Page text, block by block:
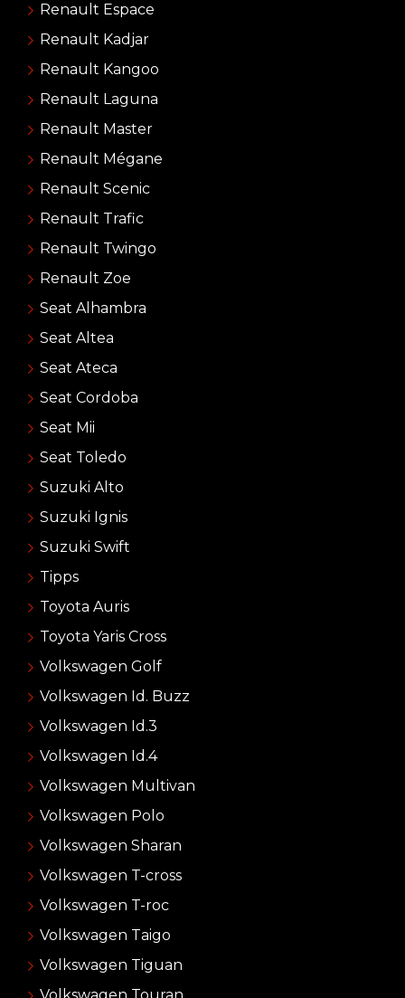
Renault Espace
Renault Kadjar
Renault Kangoo
Renault Laguna
Renault Master
Renault Mégane
Renault Scenic
Renault Trafic
Renault Twingo
Renault Zoe
Seat Alhambra
Seat Altea
Seat Ateca
Seat Cordoba
Seat Mii
Seat Toledo
Suzuki Alto
Suzuki Ignis
Suzuki Swift
Tipps
Toyota Auris
Toyota Yaris Cross
Volkswagen Golf
Volkswagen Id. Buzz
Volkswagen Id.3
Volkswagen Id.4
Volkswagen Multivan
Volkswagen Polo
Volkswagen Sharan
Volkswagen T-cross
Volkswagen T-roc
Volkswagen Taigo
Volkswagen Tiguan